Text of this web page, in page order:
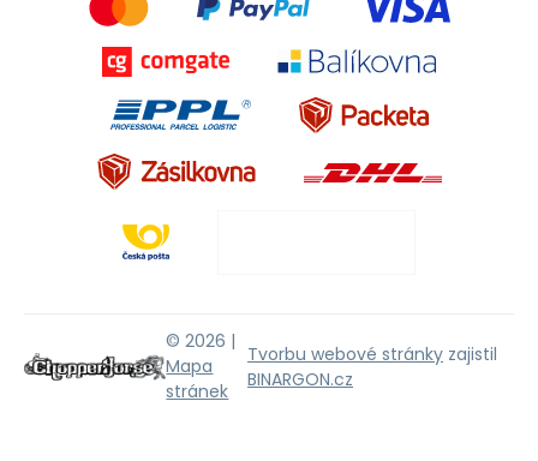
© 2026 |
Mapa
stránek
Tvorbu webové stránky zajistil
BINARGON.cz